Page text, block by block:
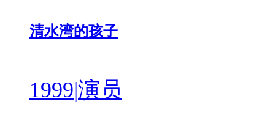
清水湾的孩子
1999|演员